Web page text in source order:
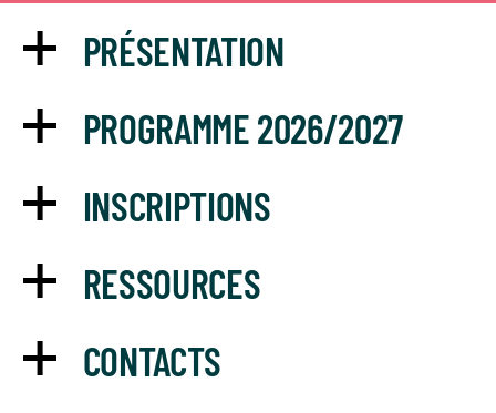
PRÉSENTATION
PROGRAMME 2026/2027
INSCRIPTIONS
RESSOURCES
CONTACTS